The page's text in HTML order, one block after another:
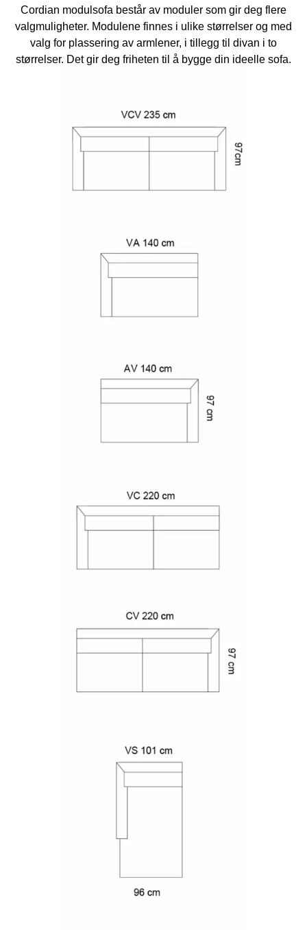
Cordian modulsofa består av moduler som gir deg flere
valgmuligheter. Modulene finnes i ulike størrelser og med
valg for plassering av armlener, i tillegg til divan i to
størrelser. Det gir deg friheten til å bygge din ideelle sofa.